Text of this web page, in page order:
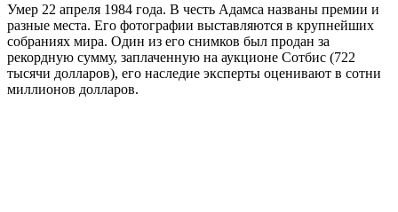
Умер 22 апреля 1984 года. В честь Адамса названы премии и
разные места. Его фотографии выставляются в крупнейших
собраниях мира. Один из его снимков был продан за
рекордную сумму, заплаченную на аукционе Сотбис (722
тысячи долларов), его наследие эксперты оценивают в сотни
миллионов долларов.